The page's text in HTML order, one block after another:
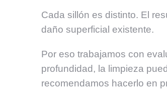
Cada sillón es distinto. El
daño superficial existente.
Por eso trabajamos con
profundidad, la limpieza
recomendamos hacerlo en